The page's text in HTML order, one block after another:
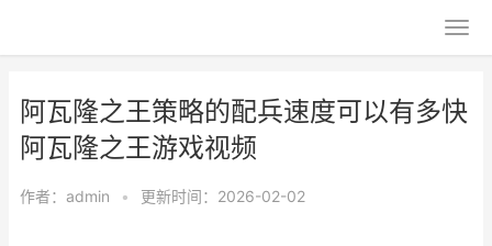
阿瓦隆之王策略的配兵速度可以有多快
阿瓦隆之王游戏视频
作者： admin • 更新时间：2026-02-02